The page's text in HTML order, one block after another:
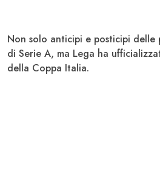
Non solo anticipi e posticipi
di Serie A, ma Lega ha
della Coppa Italia.